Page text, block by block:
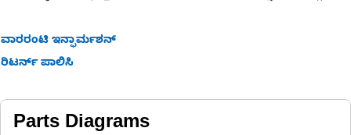
ವಾರರಂಟಿ ಇನ್ಫಾರ್ಮಶನ್
ರಿಟರ್ನ್ ಪಾಲಿಸಿ
Parts Diagrams